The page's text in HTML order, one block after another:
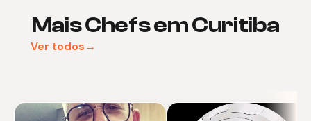
Mais Chefs em Curitiba
Ver todos→